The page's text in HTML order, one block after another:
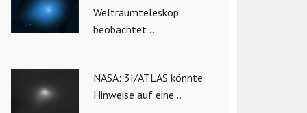
Weltraumteleskop
beobachtet ..
NASA: 3I/ATLAS könnte
Hinweise auf eine ..